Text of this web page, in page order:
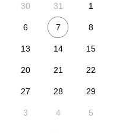
30 31 1
6 7 8
13 14 15
20 21 22
27 28 29
3 4 5